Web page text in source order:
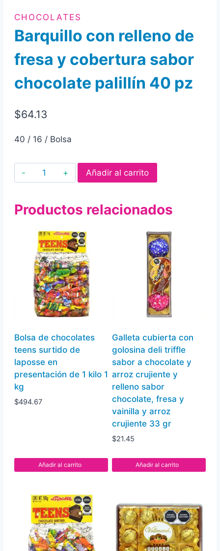
CHOCOLATES
Barquillo con relleno de
fresa y cobertura sabor
chocolate palillín 40 pz
$64.13
40 / 16 / Bolsa
Barquillo
con
de
y
cobertura
sabor
chocolate
palillín
40
pz
Añadir al carrito
Productos relacionados
Bolsa de chocolates
teens surtido de
laposse en
presentación de 1 kilo 1
kg
$494.67
Añadir al carrito
Galleta cubierta con
golosina deli triffle
sabor a chocolate y
arroz crujiente y
relleno sabor
chocolate, fresa y
vainilla y arroz
crujiente 33 gr
$21.45
Añadir al carrito